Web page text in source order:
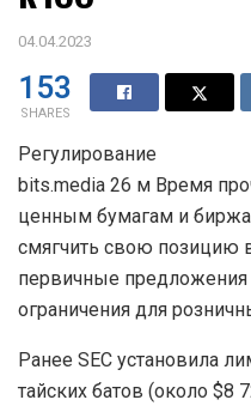
04.04.2023
153
SHARES
Регулирование
bits.media 26 м Время
ценным бумагам и
смягчить свою позицию
первичные предложения
ограничения для
Ранее SEC установила
тайских батов (около $8